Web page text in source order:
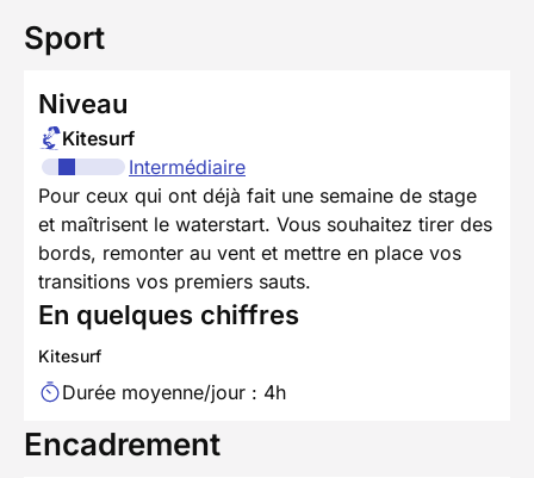
Sport
Niveau
Kitesurf
Intermédiaire
Pour ceux qui ont déjà fait une semaine de stage
et maîtrisent le waterstart. Vous souhaitez tirer des
bords, remonter au vent et mettre en place vos
transitions vos premiers sauts.
En quelques chiffres
Kitesurf
Durée moyenne/jour : 4h
Encadrement